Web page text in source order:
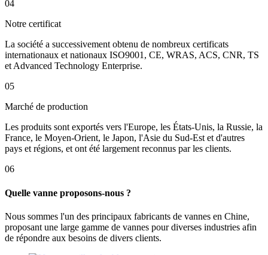
04
Notre certificat
La société a successivement obtenu de nombreux certificats
internationaux et nationaux ISO9001, CE, WRAS, ACS, CNR, TS
et Advanced Technology Enterprise.
05
Marché de production
Les produits sont exportés vers l'Europe, les États-Unis, la Russie, la
France, le Moyen-Orient, le Japon, l'Asie du Sud-Est et d'autres
pays et régions, et ont été largement reconnus par les clients.
06
Quelle vanne proposons-nous ?
Nous sommes l'un des principaux fabricants de vannes en Chine,
proposant une large gamme de vannes pour diverses industries afin
de répondre aux besoins de divers clients.